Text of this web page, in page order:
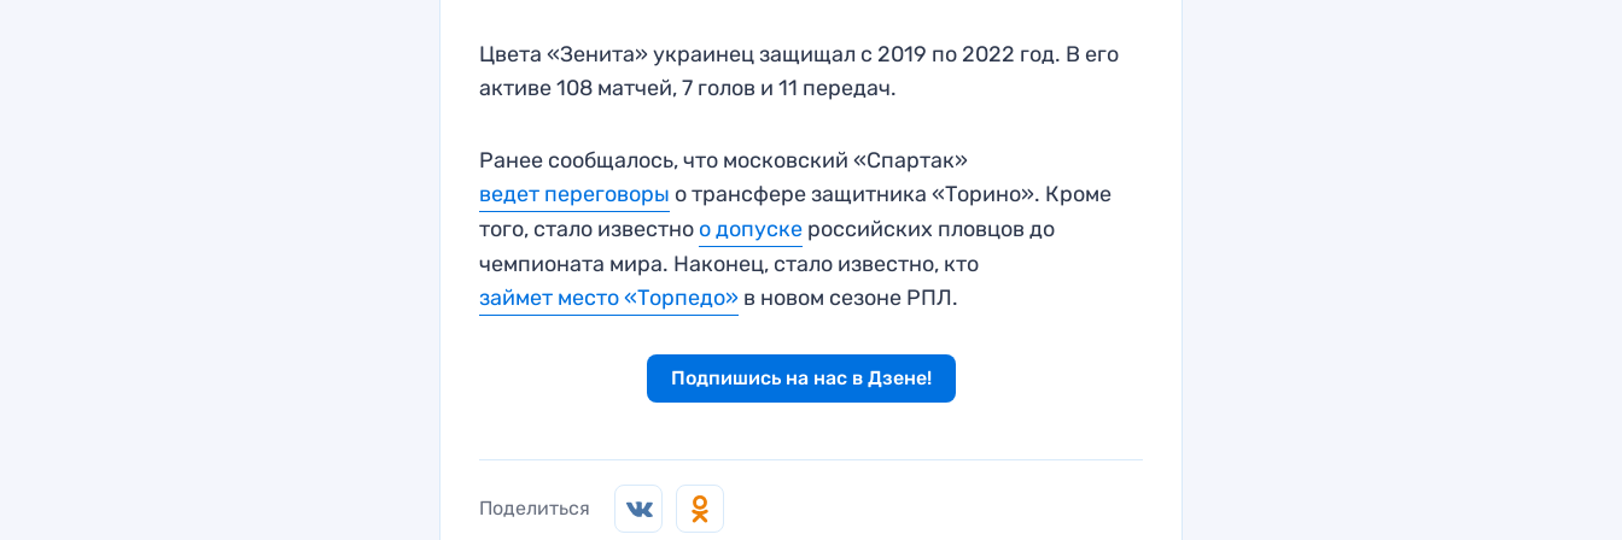
Цвета «Зенита» украинец защищал с 2019 по 2022 год. В его
активе 108 матчей, 7 голов и 11 передач.
Ранее сообщалось, что московский «Спартак»
ведет переговоры о трансфере защитника «Торино». Кроме
того, стало известно о допуске российских пловцов до
чемпионата мира. Наконец, стало известно, кто
займет место «Торпедо» в новом сезоне РПЛ.
Подпишись на нас в Дзене!
Поделиться